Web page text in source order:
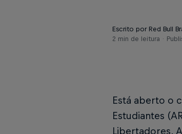
Escrito por Red Bull
2 min de leitura
Está aberto o
Estudiantes
Libertadores.